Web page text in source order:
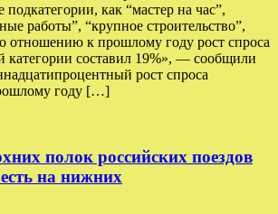
подкатегории, как “мастер на час”,
работы”, “крупное строительство”,
отношению к прошлому году рост спроса
категории составил 19%», — сообщили
рост спроса
году […]
полок российских поездов
на нижних